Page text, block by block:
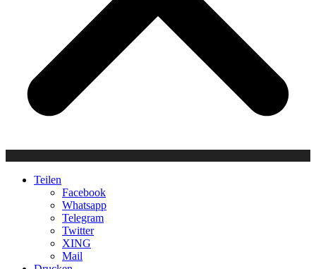
Teilen
Facebook
Whatsapp
Telegram
Twitter
XING
Mail